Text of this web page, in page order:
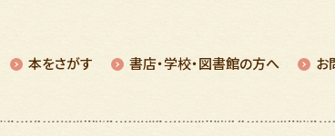
本をさがす 書店・学校・図書館の⽅へ お